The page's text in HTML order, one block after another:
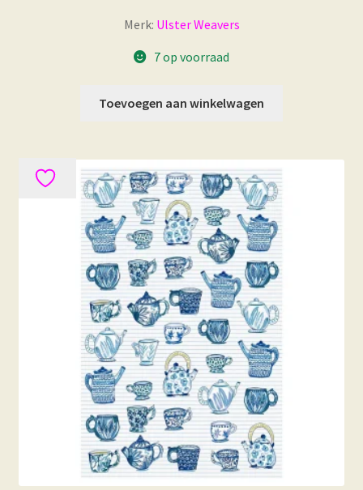
Merk: Ulster Weavers
7 op voorraad
Toevoegen aan winkelwagen